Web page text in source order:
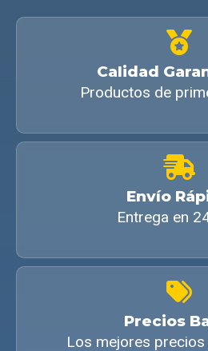
Calidad
Productos de
Envío
Entrega en
Precios
Los mejores